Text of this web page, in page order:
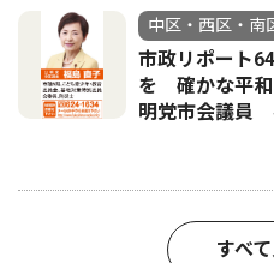
中区・西区・南
市政リポート
を 確かな平
明党市会議員
すべ